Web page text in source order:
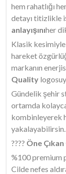
hem rahatlığı
detayı titizlikle
anlayışınıher
Klasik kesimiyle
hareket
markanın
Quality
Gündelik şehir
ortamda
kombinleyerek
yakalayabilirsin.
???? Öne
%100 premium
Cilde nefes